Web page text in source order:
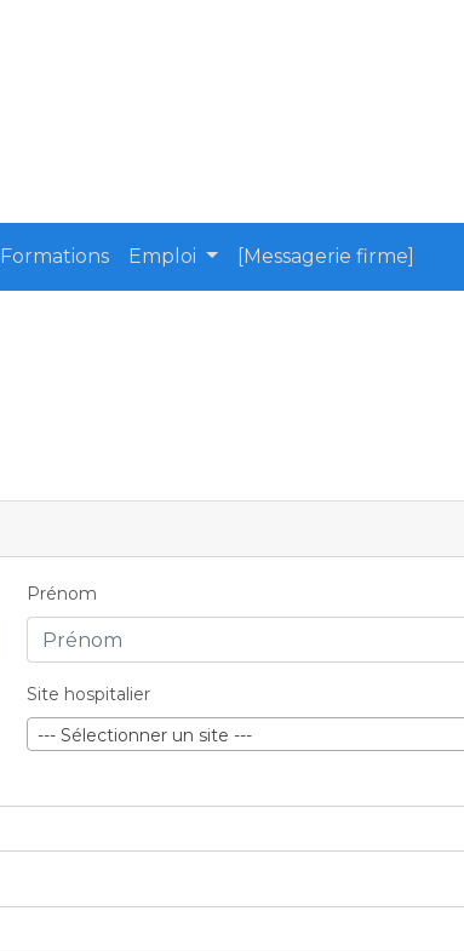
Formations Emploi [Messagerie firme]
Prénom
Site hospitalier
--- Sélectionner un site ---